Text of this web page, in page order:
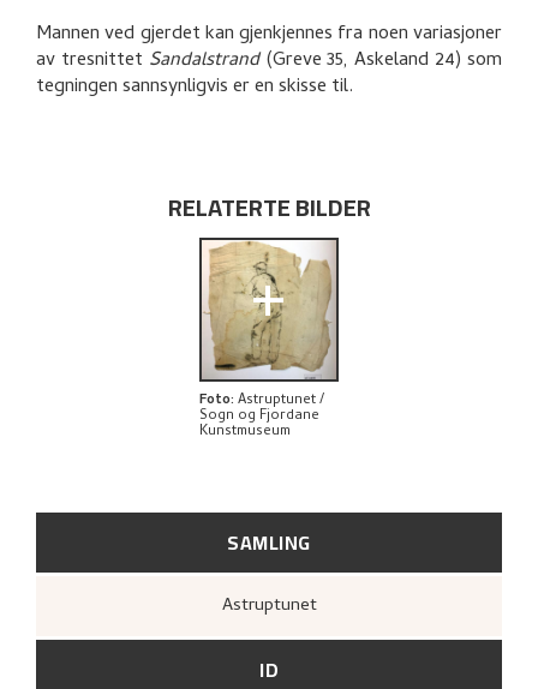
PROVENIENS
RELATERTE KUNSTVERK
SAMLING
Astruptunet
ID
Mannen ved gjerdet kan gjenkjennes fra noen variasjoner
av tresnittet Sandalstrand(Greve 35, Askeland 24) som
tegningen sannsynligvis er en skisse til.
RELATERTE BILDER
+
Foto: Astruptunet /
Sogn og Fjordane
Kunstmuseum